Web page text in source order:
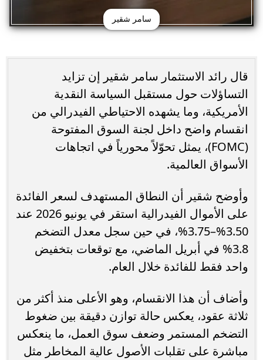
سامر شقير
قال رائد الاستثمار سامر شقير إن تزايد
التساؤلات حول مستقبل السياسة النقدية
الأمريكية، وما يشهده الاحتياطي الفيدرالي من
انقسام واضح داخل لجنة السوق المفتوحة
(FOMC)، يمثل تحوّلاً محورياً في اتجاهات
الأسواق العالمية.
وأوضح شقير أن النطاق المستهدف لسعر الفائدة
على الأموال الفيدرالية استقر في يونيو 2026 عند
3.50%–3.75%، في حين سجل معدل التضخم
3.8% في أبريل الماضي، مع توقعات بتخفيض
واحد فقط للفائدة خلال العام.
وأضاف أن هذا الانقسام، وهو الأعلى منذ أكثر من
ثلاثة عقود، يعكس حالة توازن دقيقة بين ضغوط
التضخم المستمر وضعف سوق العمل، ما ينعكس
مباشرة على تقلبات الأصول عالية المخاطر مثل